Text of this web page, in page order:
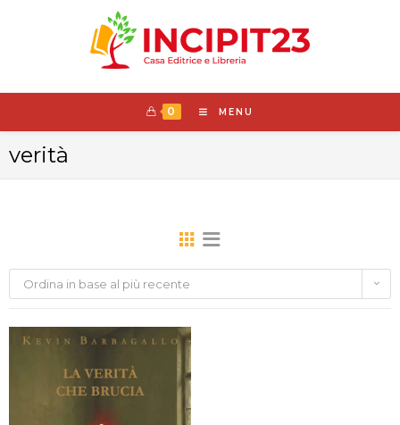
0 MENU
verità
Ordina in base al più recente